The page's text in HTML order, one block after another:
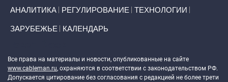
АНАЛИТИКА РЕГУЛИРОВАНИЕ ТЕХНОЛОГИИ
ЗАРУБЕЖЬЕ КАЛЕНДАРЬ
Все права на материалы и новости, опубликованные на сайте
www.cableman.ru, охраняются в соответствии с законодательством РФ.
Допускается цитирование без согласования с редакцией не более трети